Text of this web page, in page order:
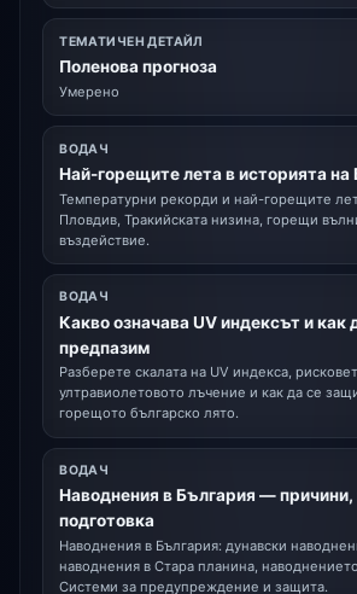
ТЕМАТИЧЕН ДЕТАЙЛ
Поленова прогноза
Умерено
ВОДАЧ
Най-горещите лета в историята на
Температурни рекорди и най-горещите
Пловдив, Тракийската низина, горещи
въздействие.
ВОДАЧ
Какво означава UV индексът и как
предпазим
Разберете скалата на UV индекса,
ултравиолетовото лъчение и как да се
горещото българско лято.
ВОДАЧ
Наводнения в България — причини,
подготовка
Наводнения в България: дунавски
наводнения в Стара планина,
Системи за предупреждение и защита.